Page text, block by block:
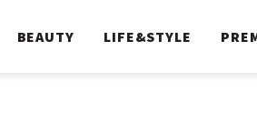
BEAUTY LIFE&STYLE